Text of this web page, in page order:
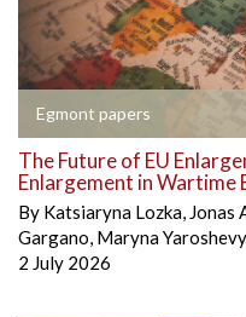
Egmont papers
The Future of EU
Enlargement in Wartime
By Katsiaryna Lozka, Jonas
Gargano, Maryna
2 July 2026